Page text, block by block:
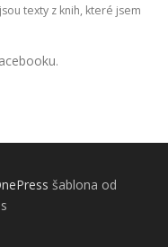
texty z knih, které jsem
.
šablona od